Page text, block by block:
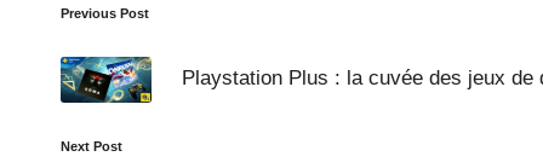
Post
navigation
Previous Post
Playstation Plus : la cuvée des jeux de
Next Post